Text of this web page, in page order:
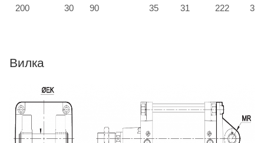
200 30 90 35 31 222 335
Вилка